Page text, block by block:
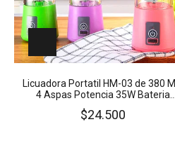
Licuadora Portatil HM-03 de 380
4 Aspas Potencia 35W Bateria
Recargable de 2000 mAh
$24.500